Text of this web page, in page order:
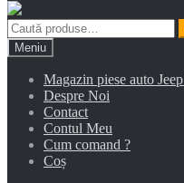
Caută
după:
Meniu
Magazin piese auto
Despre Noi
Contact
Contul Meu
Cum comand ?
Coș